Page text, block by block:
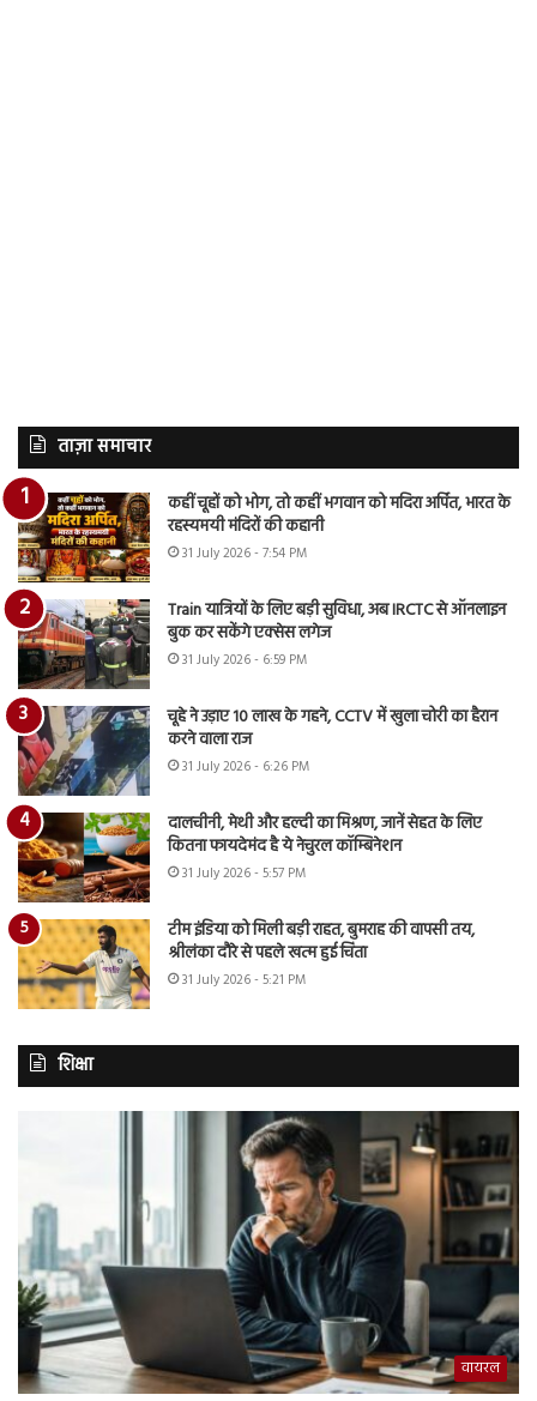
ताज़ा समाचार
कहीं चूहों को भोग, तो कहीं भगवान को मदिरा अर्पित, भारत के
रहस्यमयी मंदिरों की कहानी
31 July 2026 - 7:54 PM
Train यात्रियों के लिए बड़ी सुविधा, अब IRCTC से ऑनलाइन
बुक कर सकेंगे एक्सेस लगेज
31 July 2026 - 6:59 PM
चूहे ने उड़ाए 10 लाख के गहने, CCTV में खुला चोरी का हैरान
करने वाला राज
31 July 2026 - 6:26 PM
दालचीनी, मेथी और हल्दी का मिश्रण, जानें सेहत के लिए
कितना फायदेमंद है ये नेचुरल कॉम्बिनेशन
31 July 2026 - 5:57 PM
टीम इंडिया को मिली बड़ी राहत, बुमराह की वापसी तय,
श्रीलंका दौरे से पहले खत्म हुई चिंता
31 July 2026 - 5:21 PM
शिक्षा
वायरल